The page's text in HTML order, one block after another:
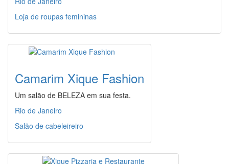
Loja de roupas femininas
Camarim Xique Fashion
Um salão de BELEZA em sua festa.
Rio de Janeiro
Salão de cabeleireiro